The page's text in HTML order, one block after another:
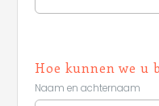
Hoe kunnen we u
Naam en achternaam